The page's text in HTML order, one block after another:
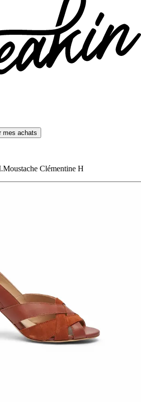
mes achats
Clémentine H